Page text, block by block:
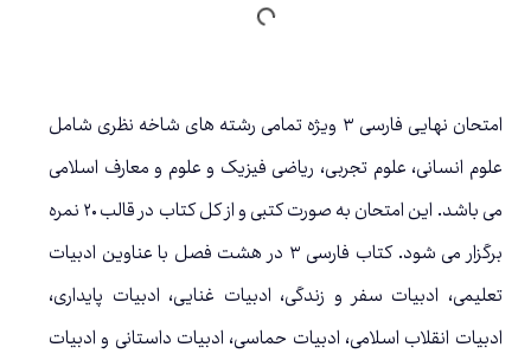
امتحان نهایی فارسی ۳ ویژه تمامی رشته های شاخه نظری شامل
علوم انسانی، علوم تجربی، ریاضی فیزیک و علوم و معارف اسلامی
می باشد. این امتحان به صورت کتبی و از کل کتاب در قالب ۲۰ نمره
برگزار می شود. کتاب فارسی ۳ در هشت فصل با عناوین ادبیات
تعلیمی، ادبیات سفر و زندگی، ادبیات غنایی، ادبیات پایداری،
ادبیات انقلاب اسلامی، ادبیات حماسی، ادبیات داستانی و ادبیات